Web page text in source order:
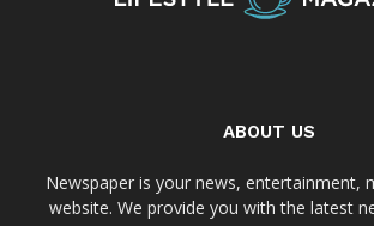
ABOUT US
Newspaper is your news, entertainment,
website. We provide you with the latest